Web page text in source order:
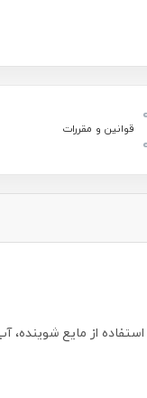
قوانین و مقررات